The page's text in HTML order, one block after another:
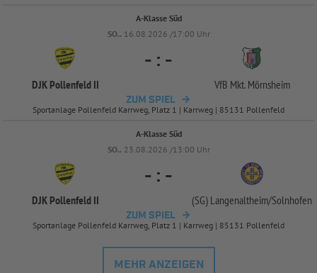
A-Klasse Süd
SO.. 16.08.2026 /17:00 Uhr
DJK Pollenfeld II
- : -
VfB Mkt. Mörnsheim
ZUM SPIEL
Sportanlage Pollenfeld Karrweg, Platz 1 | Karrweg | 85131 Pollenfeld
A-Klasse Süd
SO.. 23.08.2026 /13:00 Uhr
DJK Pollenfeld II
- : -
(SG) Langenaltheim/Solnhofen
ZUM SPIEL
Sportanlage Pollenfeld Karrweg, Platz 1 | Karrweg | 85131 Pollenfeld
MEHR ANZEIGEN